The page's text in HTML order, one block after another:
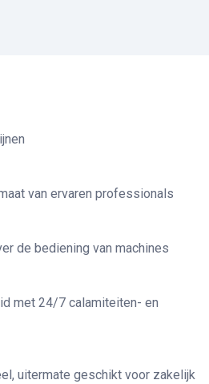
van ervaren professionals
de bediening van machines
met 24/7 calamiteiten- en
uitermate geschikt voor zakelijk